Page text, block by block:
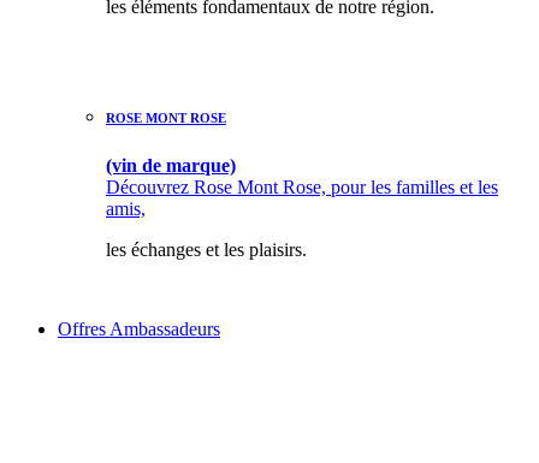
les éléments fondamentaux de notre région.
ROSE MONT ROSE
(vin de marque)
Découvrez Rose Mont Rose, pour les familles et les
amis,
les échanges et les plaisirs.
Offres Ambassadeurs